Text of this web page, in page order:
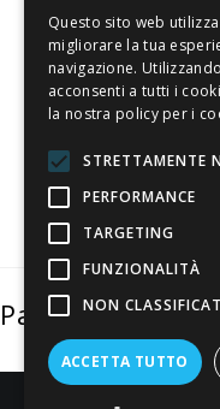
La nostra
Il risparmio che fa
Il nostro manifesto
Il blog
Perché fidarti
Vendi con noi
Pagamenti sicuri
Questo sito web
migliorare la tua
navigazione.
acconsenti a tutti i
la nostra policy per i
STRETTAMENTE
PERFORMANCE
TARGETING
FUNZIONALITÀ
NON
ACCETTA TUTTO